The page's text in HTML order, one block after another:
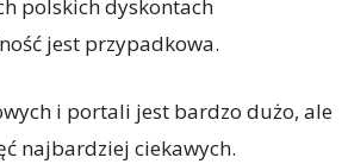
polskich dyskontach
jest przypadkowa.
i portali jest bardzo dużo, ale
najbardziej ciekawych.